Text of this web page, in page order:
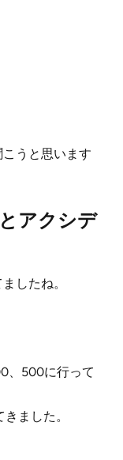
うと思います
アクシデ
したね。
、500に行って
ました。